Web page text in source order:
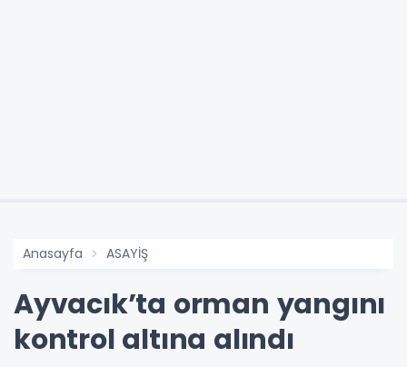
Anasayfa ASAYİŞ
Ayvacık’ta orman yangını
kontrol altına alındı